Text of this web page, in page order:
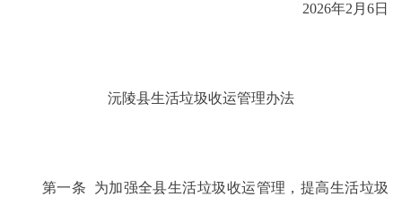
2026年2月6日
沅陵县生活垃圾收运管理办法
第一条 为加强全县生活垃圾收运管理，提高生活垃圾